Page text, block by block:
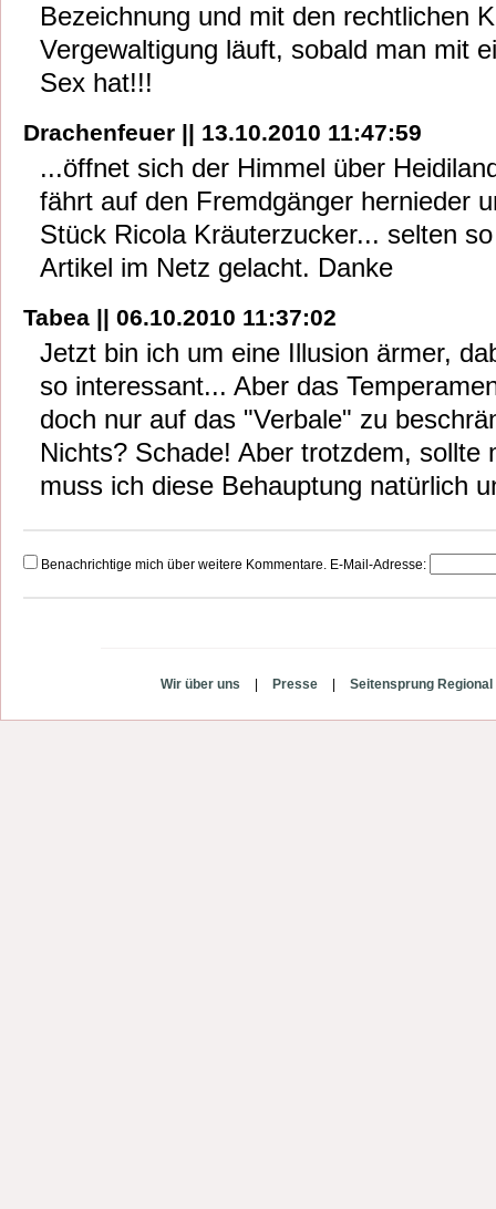
Bezeichnung und mit den rechtlichen
Vergewaltigung läuft, sobald man mit
Sex hat!!!
Drachenfeuer || 13.10.2010 11:47:59
...öffnet sich der Himmel über
fährt auf den Fremdgänger hernieder
Stück Ricola Kräuterzucker... selten
Artikel im Netz gelacht. Danke
Tabea || 06.10.2010 11:37:02
Jetzt bin ich um eine Illusion ärmer,
so interessant... Aber das
doch nur auf das "Verbale" zu
Nichts? Schade! Aber trotzdem, sollte
muss ich diese Behauptung natürlich
Benachrichtige mich über weitere Kommentare. E-Mail-Adresse:
Wir über uns Presse Seitensprung Regional